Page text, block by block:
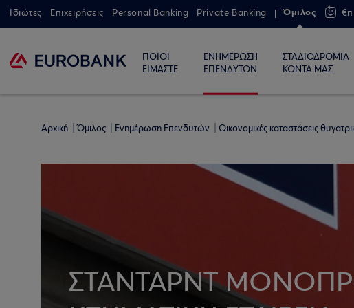
Ιδιώτες Επιχειρήσεις Personal Banking Private Banking Όμιλος
ΠΟΙΟΙ
ΕΙΜΑΣΤΕ
ΕΝΗΜΕΡΩΣΗ
ΕΠΕΝΔΥΤΩΝ
ΣΤΑΔΙΟΔΡΟΜΙΑ
ΚΟΝΤΑ ΜΑΣ
Αρχική Όμιλος Ενημέρωση Επενδυτών Οικονομικές καταστάσεις
ΣΤΑΝΤΑΡΝΤ